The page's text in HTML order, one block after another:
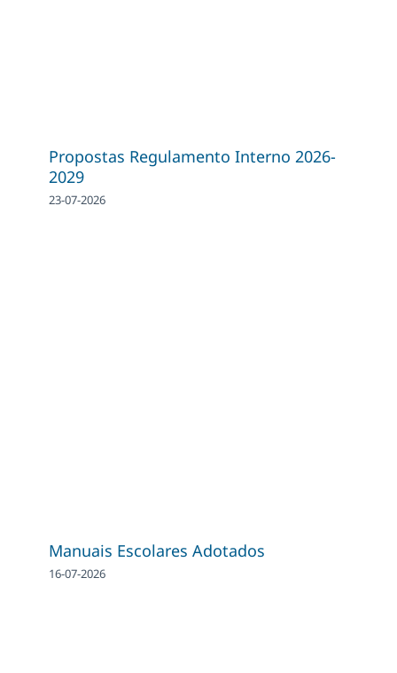
Propostas Regulamento Interno 2026-
2029
23-07-2026
Manuais Escolares Adotados
16-07-2026